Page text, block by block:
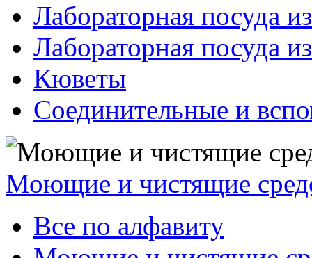
Лабораторная посуда
Лабораторная посуда
Кюветы
Соединительные и
Моющие и чистящие
Все по алфавиту